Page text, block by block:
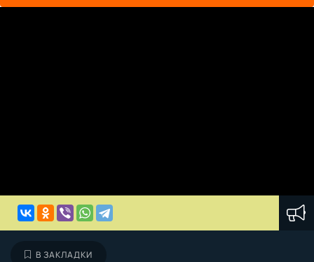
В ЗАКЛАДКИ